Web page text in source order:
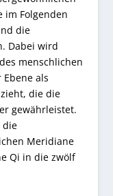
im Folgenden
die
Dabei wird
menschlichen
als
die die
gewährleistet.
die
Meridiane
Qi in die zwölf